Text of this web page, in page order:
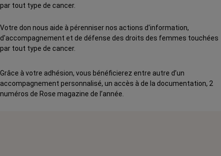
par tout type de cancer.
Votre don nous aide à pérenniser nos actions d'information,
d'accompagnement et de défense des droits des femmes touchées
par tout type de cancer.
Grâce à votre adhésion, vous bénéficierez entre autre d’un
accompagnement personnalisé, un accès à de la documentation, 2
numéros de Rose magazine de l’année.